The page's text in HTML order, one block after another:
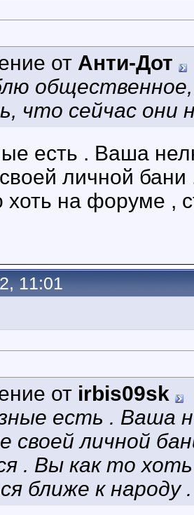
от Анти-Дот
что сейчас они
есть . Ваша
личной
хоть на форуме ,
11:01
от irbis09sk
есть . Ваша
своей личной
. Вы как то
ближе к народу .